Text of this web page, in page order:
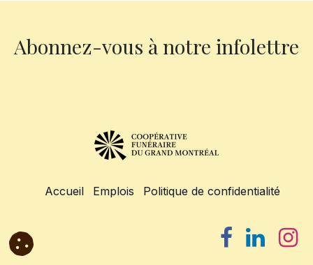
Abonnez-vous à notre infolettre
Accueil Emplois Politique de confidentialité